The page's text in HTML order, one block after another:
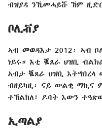
ብዝያዳ ንኼመሓይሹ ኸም
ቦሊቭያ
ኣብ መወዳእታ 2012፡ ኣብ
ነይሩ። እቲ ቘጸራ ህዝቢ
ኣብታ ቘጸራ ህዝቢ
ብዘይካዚ፡ ናይ ውልቂ ማኪና
ተኸልከለ፣ ዶባት እውን
ኢጣልያ